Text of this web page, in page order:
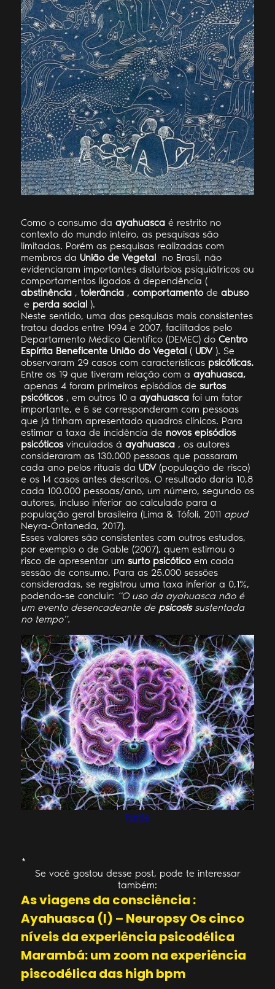
Como o consumo da ayahuascaé restrito no
contexto do mundo inteiro, as pesquisas são
limitadas. Porém as pesquisas realizadas com
membros da União de Vegetalno Brasil, não
evidenciaram importantes distúrbios psiquiátricos ou
comportamentos ligados à dependência (
abstinência, tolerância, comportamentode abuso
e perda social).
Neste sentido, uma das pesquisas mais consistentes
tratou dados entre 1994 e 2007, facilitados pelo
Departamento Médico Científico (DEMEC) do Centro
Espírita Beneficente União do Vegetal( UDV). Se
observaram 29 casos com características psicóticas.
Entre os 19 que tiveram relação com a ayahuasca,
apenas 4 foram primeiros episódios de surtos
psicóticos, em outros 10 a ayahuascafoi um fator
importante, e 5 se corresponderam com pessoas
que já tinham apresentado quadros clínicos. Para
estimar a taxa de incidência de novos episódios
psicóticosvinculados à ayahuasca, os autores
consideraram as 130.000 pessoas que passaram
cada ano pelos rituais da UDV(população de risco)
e os 14 casos antes descritos. O resultado daria 10,8
cada 100.000 pessoas/ano, um número, segundo os
autores, incluso inferior ao calculado para a
população geral brasileira (Lima & Tófoli, 2011 apud
Neyra-Ontaneda, 2017).
Esses valores são consistentes com outros estudos,
por exemplo o de Gable (2007), quem estimou o
risco de apresentar um surto psicóticoem cada
sessão de consumo. Para as 25.000 sessões
consideradas, se registrou uma taxa inferior a 0,1%,
podendo-se concluir: “O uso da ayahuasca não é
um evento desencadeante de psicosissustentada
no tempo”.
Fonte
*
Se você gostou desse post, pode te interessar
também:
As viagens da consciência :
Ayahuasca (I) – Neuropsy Os cinco
níveis da experiência psicodélica
Marambá: um zoom na experiência
piscodélica das high bpm